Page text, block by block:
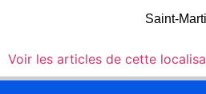
Saint-
Voir les articles de cette